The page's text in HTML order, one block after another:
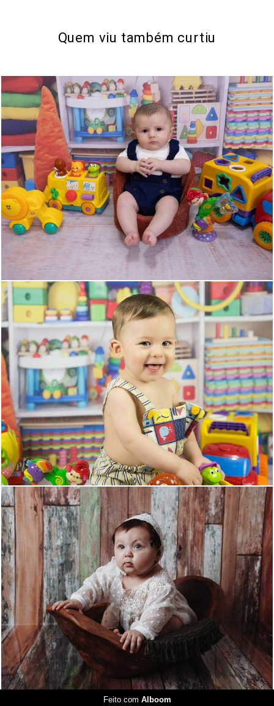
Quem viu também curtiu
264
652 0
363 0
Feito com Alboom